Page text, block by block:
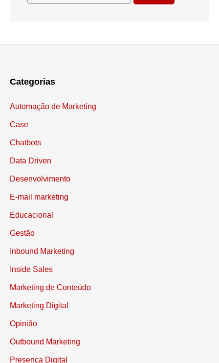
Categorias
Automação de Marketing
Case
Chatbots
Data Driven
Desenvolvimento
E-mail marketing
Educacional
Gestão
Inbound Marketing
Inside Sales
Marketing de Conteúdo
Marketing Digital
Opinião
Outbound Marketing
Presença Digital